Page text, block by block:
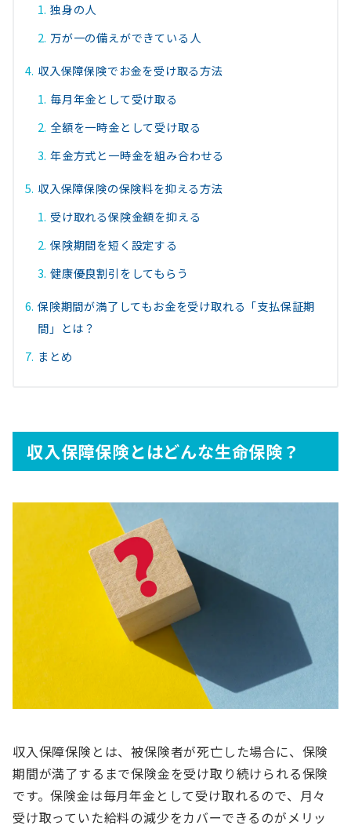
独身の人
万が一の備えができている人
収入保障保険でお金を受け取る方法
毎月年金として受け取る
全額を一時金として受け取る
年金方式と一時金を組み合わせる
収入保障保険の保険料を抑える方法
受け取れる保険金額を抑える
保険期間を短く設定する
健康優良割引をしてもらう
保険期間が満了してもお金を受け取れる「支払保証期
間」とは？
まとめ
収入保障保険とはどんな生命保険？
収入保障保険とは、被保険者が死亡した場合に、保険
期間が満了するまで保険金を受け取り続けられる保険
です。保険金は毎月年金として受け取れるので、月々
受け取っていた給料の減少をカバーできるのがメリッ